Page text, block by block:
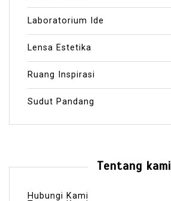
Laboratorium Ide
Lensa Estetika
Ruang Inspirasi
Sudut Pandang
Tentang kami
Hubungi Kami